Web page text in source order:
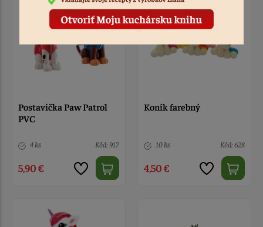
Postavička Paw Patrol
PVC
4 ks Kód: 917
5,90 €
Koník farebný
10 ks Kód: 628
4,50 €